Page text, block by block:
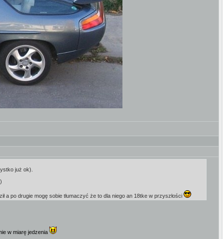
już ok).
po drugie mogę sobie tłumaczyć że to dla niego an 18tke w przyszłości
w miarę jedzenia